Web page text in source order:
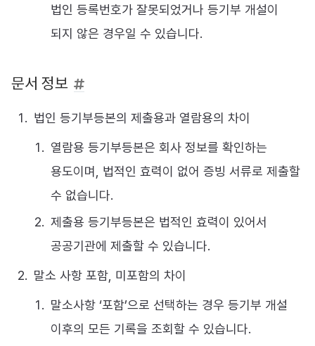
법인 등록번호가 잘못되었거나 등기부 개설이
되지 않은 경우일 수 있습니다.
문서 정보
법인 등기부등본의 제출용과 열람용의 차이
열람용 등기부등본은 회사 정보를 확인하는
용도이며, 법적인 효력이 없어 증빙 서류로 제출할
수 없습니다.
제출용 등기부등본은 법적인 효력이 있어서
공공기관에 제출할 수 있습니다.
말소 사항 포함, 미포함의 차이
말소사항 ‘포함’으로 선택하는 경우 등기부 개설
이후의 모든 기록을 조회할 수 있습니다.